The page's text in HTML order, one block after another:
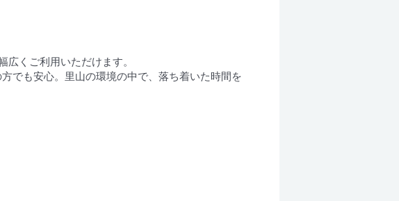
くご利用いただけます。
でも安心。里山の環境の中で、落ち着いた時間を